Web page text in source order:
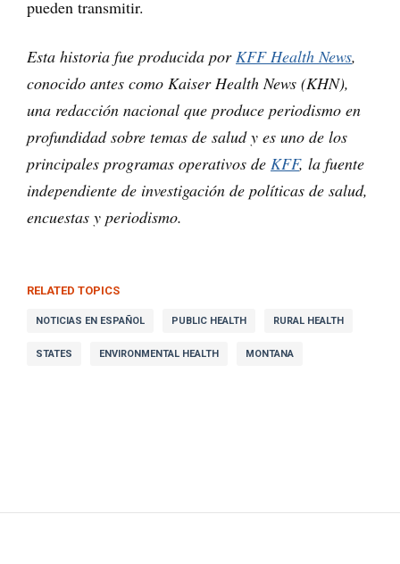
pueden transmitir.
Esta historia fue producida porKFF Health News,
conocido antes como Kaiser Health News (KHN),
una redacción nacional que produce periodismo en
profundidad sobre temas de salud y es uno de los
principales programas operativos de KFF, la fuente
independiente de investigación de políticas de salud,
encuestas y periodismo.
RELATED TOPICS
NOTICIAS EN ESPAÑOL PUBLIC HEALTH RURAL HEALTH
STATES ENVIRONMENTAL HEALTH MONTANA